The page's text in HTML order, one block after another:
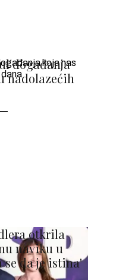
događanja
nadolazećih
otkrila
naviku u
se da je istina'